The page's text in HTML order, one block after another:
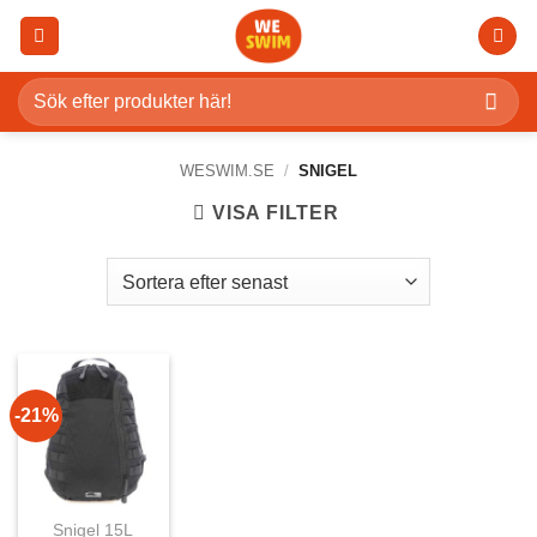
Skip
content
Sök
efter:
WESWIM.SE / SNIGEL
VISA FILTER
-21%
Snigel 15L